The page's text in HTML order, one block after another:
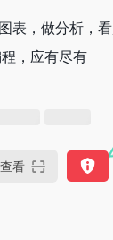
表，做分析，
，应有尽有
看